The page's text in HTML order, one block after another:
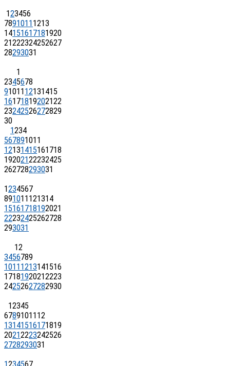
123456
7891011 1213
14151617181920
21222324252627
28293031
1
2345678
91011 12131415
16171819202122
23242526272829
30
1234
567891011
12131415161718
19202122232425
262728293031
1234567
891011 121314
15161718192021
22232425262728
293031
12
3456789
1011 1213141516
17181920212223
24252627282930
12345
67891011 12
13141516171819
20212223242526
2728293031